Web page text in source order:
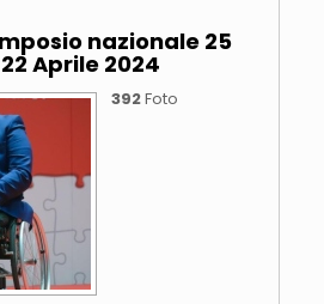
nazionale 25
Aprile 2024
392Foto